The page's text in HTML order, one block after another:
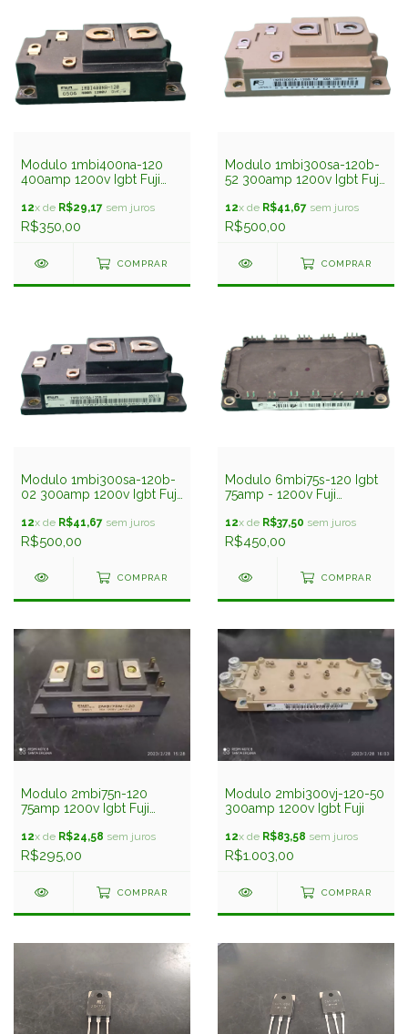
Modulo 1mbi400na-120
400amp 1200v Igbt Fuji
12x de R$29,17 sem juros
R$350,00
COMPRAR
Modulo 1mbi300sa-120b-
52 300amp 1200v Igbt Fuji
12x de R$41,67 sem juros
R$500,00
COMPRAR
Modulo 1mbi300sa-120b-
02 300amp 1200v Igbt Fuji
12x de R$41,67 sem juros
R$500,00
COMPRAR
Modulo 6mbi75s-120 Igbt
75amp - 1200v Fuji
12x de R$37,50 sem juros
R$450,00
COMPRAR
Modulo 2mbi75n-120
75amp 1200v Igbt Fuji
12x de R$24,58 sem juros
R$295,00
COMPRAR
Modulo 2mbi300vj-120-50
300amp 1200v Igbt Fuji
12x de R$83,58 sem juros
R$1.003,00
COMPRAR